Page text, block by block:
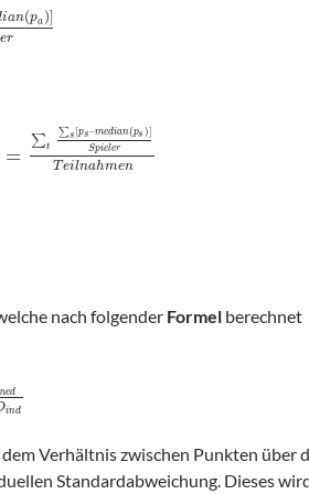
ian(pa )]
er
=
∑t
∑s [ps–median(ps )]
Spieler
T eilnahmen
nach folgender Formel berechnet
ed
ind
dem Verhältnis zwischen Punkten über
Standardabweichung. Dieses